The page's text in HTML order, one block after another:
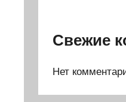
Свежие
Нет